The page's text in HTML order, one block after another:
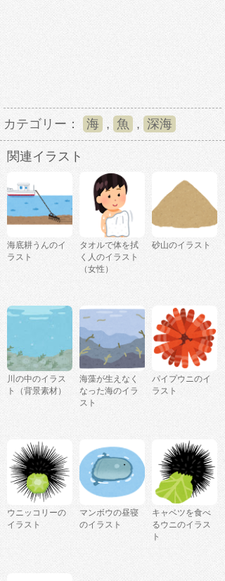
カテゴリー： 海 , 魚 , 深海
関連イラスト
海底耕うんのイ
ラスト
タオルで体を拭
く人のイラスト
（女性）
砂山のイラスト
川の中のイラス
ト（背景素材）
海藻が生えなく
なった海のイラ
スト
パイプウニのイ
ラスト
ウニッコリーの
イラスト
マンボウの昼寝
のイラスト
キャベツを食べ
るウニのイラス
ト